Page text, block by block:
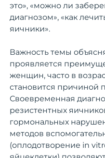
это», «можно ли
диагнозом», «как
яичники».
Важность темы
проявляется
женщин, часто в
становится причиной
Своевременная
резистентных
гормональных
методов
(оплодотворение in